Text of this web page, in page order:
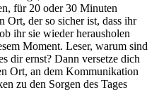
für 20 oder 30 Minuten
Ort, der so sicher ist, dass ihr
ihr sie wieder herausholen
Moment. Leser, warum sind
dir ernst? Dann versetze dich
Ort, an dem Kommunikation
zu den Sorgen des Tages